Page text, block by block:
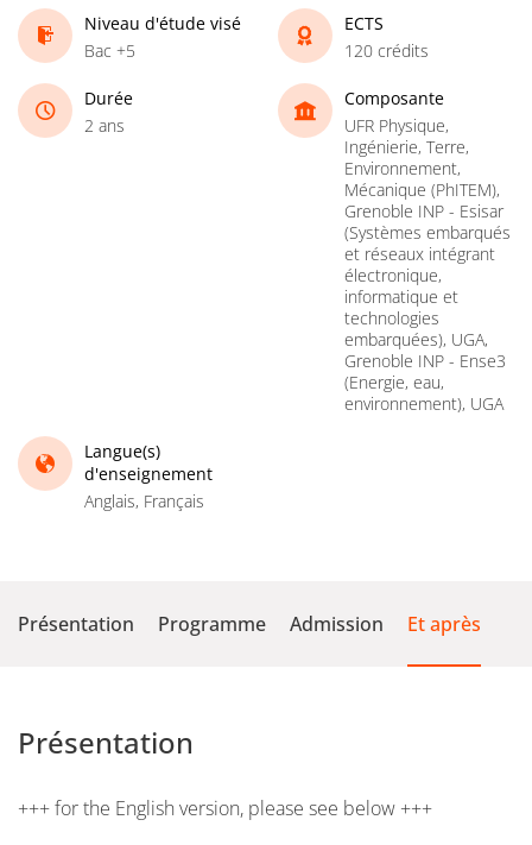
Niveau d'étude visé
Bac +5
ECTS
120 crédits
Durée
2 ans
Composante
UFR Physique,
Ingénierie, Terre,
Environnement,
Mécanique (PhITEM),
Grenoble INP - Esisar
(Systèmes embarqués
et réseaux intégrant
électronique,
informatique et
technologies
embarquées), UGA,
Grenoble INP - Ense3
(Energie, eau,
environnement), UGA
Langue(s)
d'enseignement
Anglais, Français
Présentation Programme Admission Et après
Présentation
+++ for the English version, please see below +++